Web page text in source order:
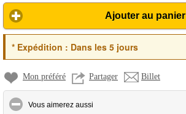
Ajouter au panier
*Expédition : Dans les 5 jours
Mon préféré Partager Billet
Vous aimerez aussi